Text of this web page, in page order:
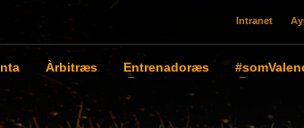
Intranet
Àrbitræs Entrenadoræs